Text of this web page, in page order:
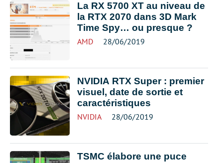
La RX 5700 XT au niveau de
la RTX 2070 dans 3D Mark
Time Spy… ou presque ?
AMD 28/06/2019
NVIDIA RTX Super : premier
visuel, date de sortie et
caractéristiques
NVIDIA 28/06/2019
TSMC élabore une puce